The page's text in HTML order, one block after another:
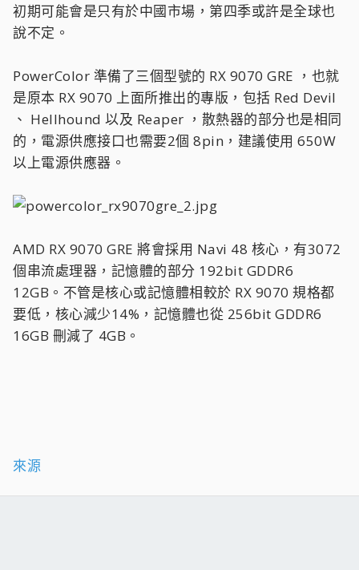
初期可能會是只有於中國市場，第四季或許是全球也
說不定。
PowerColor 準備了三個型號的 RX 9070 GRE ，也就
是原本 RX 9070 上面所推出的專版，包括 Red Devil
、 Hellhound 以及 Reaper ，散熱器的部分也是相同
的，電源供應接口也需要2個 8pin，建議使用 650W
以上電源供應器。
AMD RX 9070 GRE 將會採用 Navi 48 核心，有3072
個串流處理器，記憶體的部分 192bit GDDR6
12GB。不管是核心或記憶體相較於 RX 9070 規格都
要低，核心減少14%，記憶體也從 256bit GDDR6
16GB 刪減了 4GB。
來源